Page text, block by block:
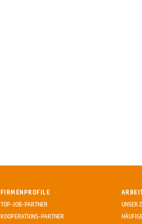
FIRMENPROFILE
TOP-JOB-PARTNER
KOOPERATIONS-PARTNER
UNSER